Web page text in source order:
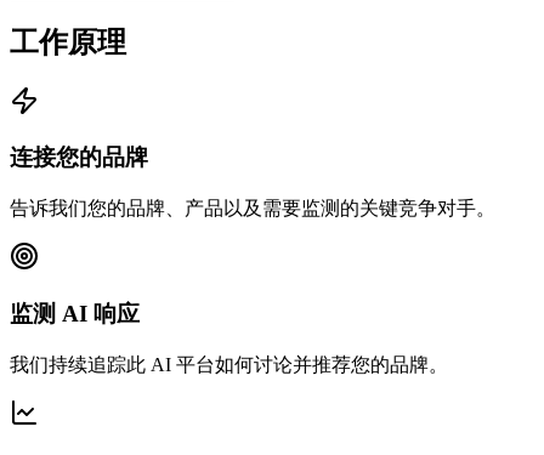
工作原理
连接您的品牌
告诉我们您的品牌、产品以及需要监测的关键竞争对手。
监测 AI 响应
我们持续追踪此 AI 平台如何讨论并推荐您的品牌。